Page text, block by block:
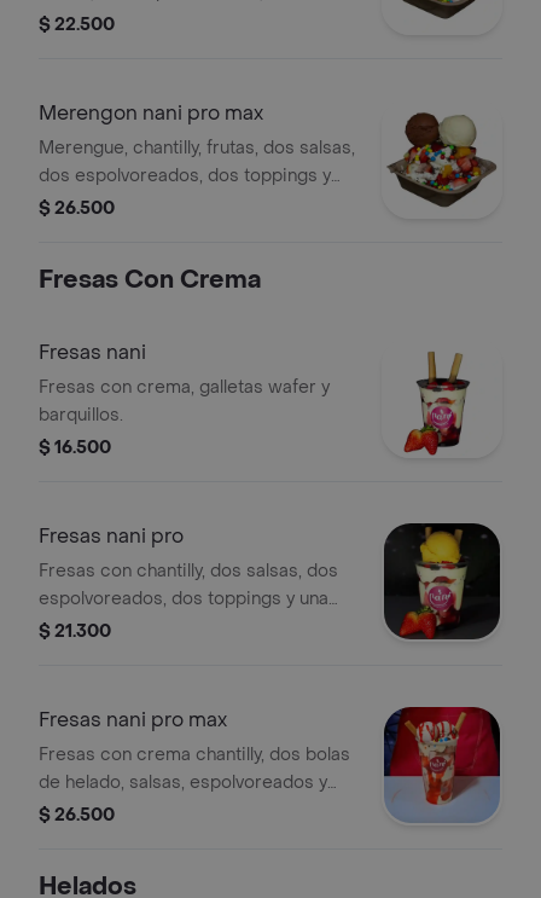
toppings y una bola de helado.
$ 22.500
Merengon nani pro max
Merengue, chantilly, frutas, dos salsas,
dos espolvoreados, dos toppings y
dos bolas de helado.
$ 26.500
Fresas Con Crema
Fresas nani
Fresas con crema, galletas wafer y
barquillos.
$ 16.500
Fresas nani pro
Fresas con chantilly, dos salsas, dos
espolvoreados, dos toppings y una
bola de helado.
$ 21.300
Fresas nani pro max
Fresas con crema chantilly, dos bolas
de helado, salsas, espolvoreados y
toppings variados.
$ 26.500
Helados